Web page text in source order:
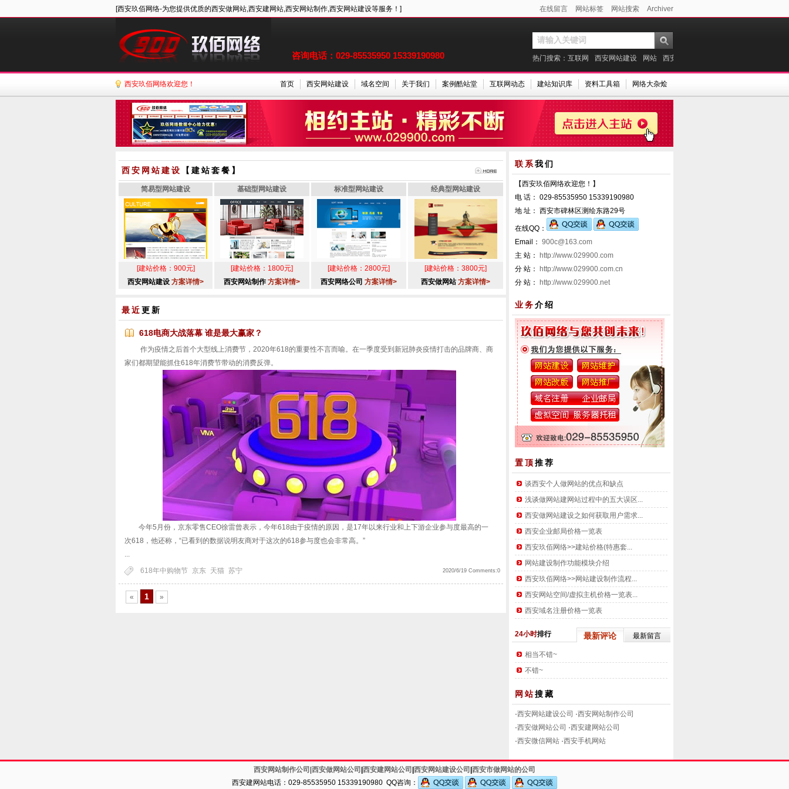
在线留言 网站标签 网站搜索 Archiver
[西安玖佰网络-为您提供优质的西安做网站,西安建网站,西安网站制作,西安网站建设等服务！]
咨询电话：029-85535950 15339190980 热门搜索： 互联网 西安网站建设 网站 西安做网站
西安玖佰网络欢迎您！ 首页 西安网站建设 域名空间 关于我们 案例酷站堂 互联网动态 建站知识库 资料工具箱 网络大杂烩
西安网站建设 【建站套餐】
简易型网站建设
[建站价格：900元]
西安网站建设 方案详情>
基础型网站建设
[建站价格：1800元]
西安网站制作 方案详情>
标准型网站建设
[建站价格：2800元]
西安网络公司 方案详情>
经典型网站建设
[建站价格：3800元]
西安做网站 方案详情>
最近更新
618电商大战落幕 谁是最大赢家？
作为疫情之后首个大型线上消费节，2020年618的重要性不言而喻。在一季度受到新冠肺炎疫情打击的品牌商、商
家们都期望能抓住618年消费节带动的消费反弹。
今年5月份，京东零售CEO徐雷曾表示，今年618由于疫情的原因，是17年以来行业和上下游企业参与度最高的一
次618，他还称，“已看到的数据说明友商对于这次的618参与度也会非常高。”
...
2020/6/19 Comments:0
618年中购物节 京东 天猫 苏宁
« 1 »
联系我们
【西安玖佰网络欢迎您！】
电 话： 029-85535950 15339190980
地 址： 西安市碑林区测绘东路29号
在线QQ：
Email： 900c@163.com
主 站：
http://www.029900.com
分 站：
http://www.029900.com.cn
分 站：
http://www.029900.net
业务介绍
置顶推荐
谈西安个人做网站的优点和缺点
浅谈做网站建网站过程中的五大误区...
西安做网站建设之如何获取用户需求...
西安企业邮局价格一览表
西安玖佰网络>>建站价格(特惠套...
网站建设制作功能模块介绍
西安玖佰网络>>网站建设制作流程...
西安网站空间/虚拟主机价格一览表...
西安域名注册价格一览表
24小时排行 最新评论 最新留言
相当不错~
不错~
网站搜藏
·西安网站建设公司 ·西安网站制作公司
·西安做网站公司 ·西安建网站公司
·西安微信网站 ·西安手机网站
西安网站制作公司 西安做网站公司 西安建网站公司 西安网站建设公司 西安市做网站的公司
西安建网站电话：029-85535950 15339190980 QQ咨询：